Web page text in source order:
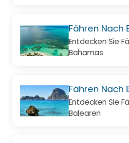
Fähren Nach
Entdecken Sie
Bahamas
Fähren Nach
Entdecken Sie
Balearen